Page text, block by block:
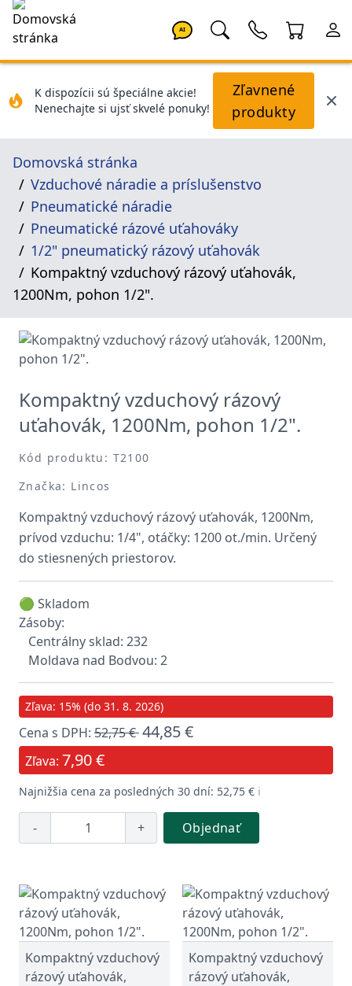
AI
K dispozícii sú špeciálne akcie!
Nenechajte si ujsť skvelé ponuky!
Zľavnené
produkty
Domovská stránka
Vzduchové náradie a príslušenstvo
Pneumatické náradie
Pneumatické rázové uťahováky
1/2" pneumatický rázový uťahovák
Kompaktný vzduchový rázový uťahovák,
1200Nm, pohon 1/2".
Kompaktný vzduchový rázový
uťahovák, 1200Nm, pohon 1/2".
Kód produktu: T2100
Značka: Lincos
Kompaktný vzduchový rázový uťahovák, 1200Nm,
prívod vzduchu: 1/4", otáčky: 1200 ot./min. Určený
do stiesnených priestorov.
🟢 Skladom
Zásoby:
Centrálny sklad: 232
Moldava nad Bodvou: 2
Zľava: 15% (do 31. 8. 2026)
Cena s DPH: 52,75 €44,85 €
Zľava: 7,90 €
Najnižšia cena za posledných 30 dní: 52,75 € ℹ️
- + Objednať
Kompaktný vzduchový
rázový uťahovák,
Kompaktný vzduchový
rázový uťahovák,